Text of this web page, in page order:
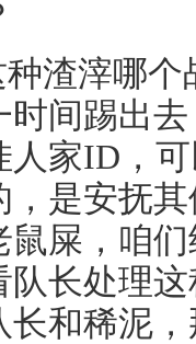
渣滓哪
时间踢出
人家ID，
，是安抚
鼠屎，咱
队长处理
长和稀泥